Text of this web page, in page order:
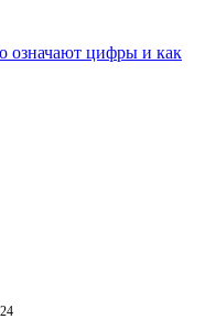
означают цифры и как